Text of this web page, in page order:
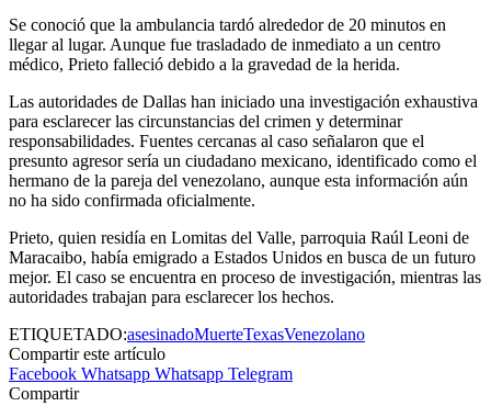
Se conoció que la ambulancia tardó alrededor de 20 minutos en
llegar al lugar. Aunque fue trasladado de inmediato a un centro
médico, Prieto falleció debido a la gravedad de la herida.
Las autoridades de Dallas han iniciado una investigación exhaustiva
para esclarecer las circunstancias del crimen y determinar
responsabilidades. Fuentes cercanas al caso señalaron que el
presunto agresor sería un ciudadano mexicano, identificado como el
hermano de la pareja del venezolano, aunque esta información aún
no ha sido confirmada oficialmente.
Prieto, quien residía en Lomitas del Valle, parroquia Raúl Leoni de
Maracaibo, había emigrado a Estados Unidos en busca de un futuro
mejor. El caso se encuentra en proceso de investigación, mientras las
autoridades trabajan para esclarecer los hechos.
ETIQUETADO:asesinadoMuerteTexasVenezolano
Compartir este artículo
Facebook Whatsapp Whatsapp Telegram
Compartir